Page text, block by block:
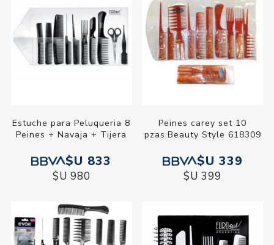
Estuche para Peluqueria 8
Peines + Navaja + Tijera
$U 833
$U 980
Peines carey set 10
pzas.Beauty Style 618309
$U 339
$U 399